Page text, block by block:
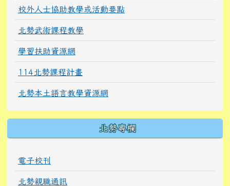
校外人士協助教學或活動要點
北勢武術課程教學
學習扶助資源網
114北勢課程計畫
北勢本土語言教學資源網
北勢專欄
電子校刊
北勢親職通訊